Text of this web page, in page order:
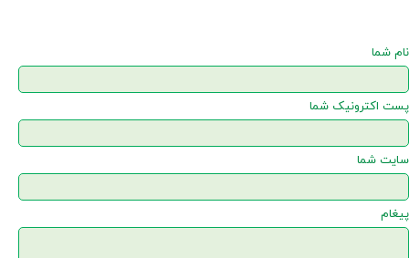
نام شما
پست اکترونیک شما
سایت شما
پیغام